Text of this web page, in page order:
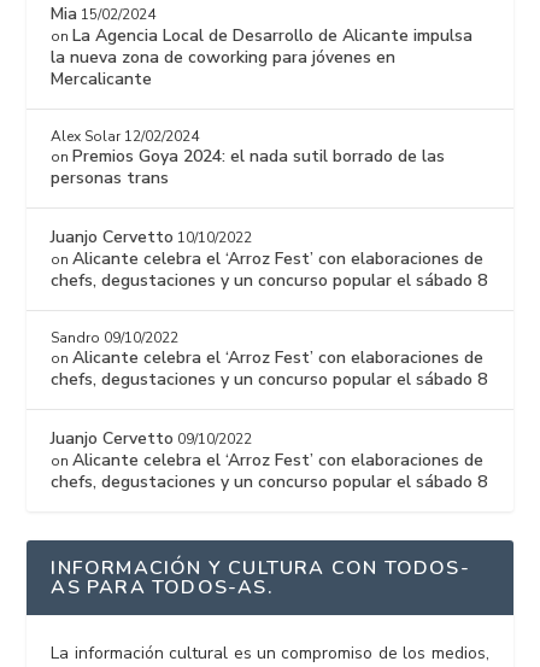
Mia 15/02/2024
on La Agencia Local de Desarrollo de Alicante impulsa
la nueva zona de coworking para jóvenes en
Mercalicante
Alex Solar 12/02/2024
on Premios Goya 2024: el nada sutil borrado de las
personas trans
Juanjo Cervetto 10/10/2022
onAlicante celebra el ‘Arroz Fest’ con elaboraciones de
chefs, degustaciones y un concurso popular el sábado 8
Sandro 09/10/2022
onAlicante celebra el ‘Arroz Fest’ con elaboraciones de
chefs, degustaciones y un concurso popular el sábado 8
Juanjo Cervetto 09/10/2022
onAlicante celebra el ‘Arroz Fest’ con elaboraciones de
chefs, degustaciones y un concurso popular el sábado 8
INFORMACIÓN Y CULTURA CON TODOS-
AS PARA TODOS-AS.
La información cultural es un compromiso de los medios,